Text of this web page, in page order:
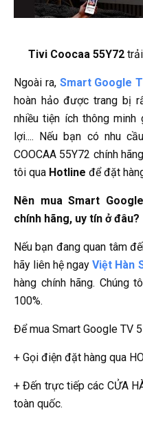
Tivi Coocaa 55Y72
Ngoài ra, Smart Google
hoàn hảo được trang bị
nhiều tiện ích thông
lợi.... Nếu bạn có nhu
COOCAA 55Y72 chính
tôi qua Hotline để đặt
Nên mua Smart
chính hãng, uy tín ở đâu?
Nếu bạn đang quan tâm
hãy liên hệ ngayViệt Hàn
hàng chính hãng. Chúng
100%.
Để mua Smart Google TV
+ Gọi điện đặt hàng qua
+ Đến trực tiếp các CỬA
toàn quốc.